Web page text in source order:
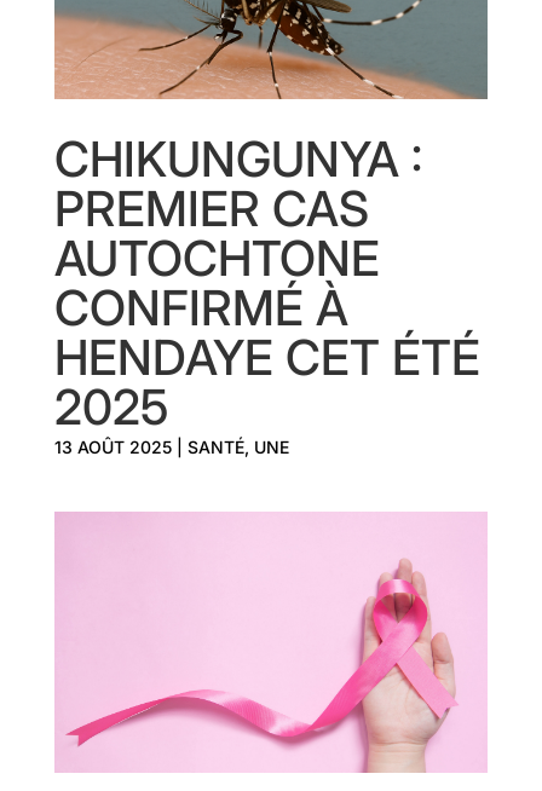
CHIKUNGUNYA :
PREMIER CAS
AUTOCHTONE
CONFIRMÉ À
HENDAYE CET ÉTÉ
2025
13 AOÛT 2025| SANTÉ, UNE